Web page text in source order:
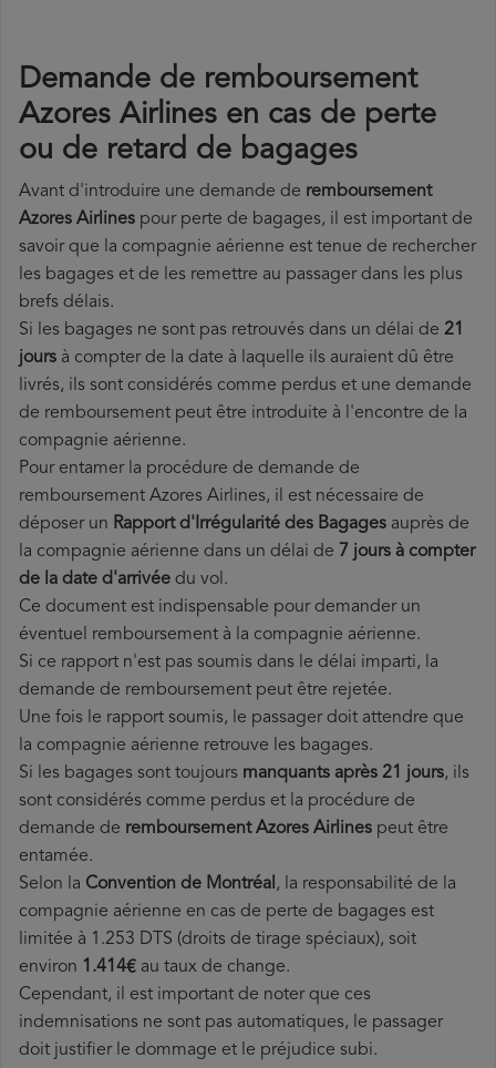
Demande de remboursement
Azores Airlines en cas de perte
ou de retard de bagages
Avant d'introduire une demande de remboursement
Azores Airlines pour perte de bagages, il est important de
savoir que la compagnie aérienne est tenue de rechercher
les bagages et de les remettre au passager dans les plus
brefs délais.
Si les bagages ne sont pas retrouvés dans un délai de 21
jours à compter de la date à laquelle ils auraient dû être
livrés, ils sont considérés comme perdus et une demande
de remboursement peut être introduite à l'encontre de la
compagnie aérienne.
Pour entamer la procédure de demande de
remboursement Azores Airlines, il est nécessaire de
déposer un Rapport d'Irrégularité des Bagages auprès de
la compagnie aérienne dans un délai de 7 jours à compter
de la date d'arrivée du vol.
Ce document est indispensable pour demander un
éventuel remboursement à la compagnie aérienne.
Si ce rapport n'est pas soumis dans le délai imparti, la
demande de remboursement peut être rejetée.
Une fois le rapport soumis, le passager doit attendre que
la compagnie aérienne retrouve les bagages.
Si les bagages sont toujours manquants après 21 jours, ils
sont considérés comme perdus et la procédure de
demande de remboursement Azores Airlines peut être
entamée.
Selon la Convention de Montréal, la responsabilité de la
compagnie aérienne en cas de perte de bagages est
limitée à 1.253 DTS (droits de tirage spéciaux), soit
environ 1.414€ au taux de change.
Cependant, il est important de noter que ces
indemnisations ne sont pas automatiques, le passager
doit justifier le dommage et le préjudice subi.